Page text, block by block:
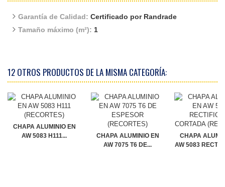
Garantía de Calidad: Certificado por Randrade
Tamaño máximo (m²): 1
12 OTROS PRODUCTOS DE LA MISMA CATEGORÍA:
CHAPA ALUMINIO EN
AW 5083 H111...
CHAPA ALUMINIO EN
AW 7075 T6 DE...
CHAPA
AW 5083